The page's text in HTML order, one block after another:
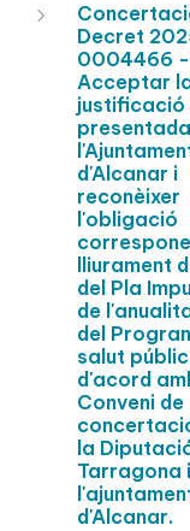
Decret
0004466 -
Acceptar
justificació
d'Alcanar i
reconèixer
l'obligació
lliurament
del Pla
de
del
salut
d'acord
Conveni de
la
Tarragona i
d'Alcanar.